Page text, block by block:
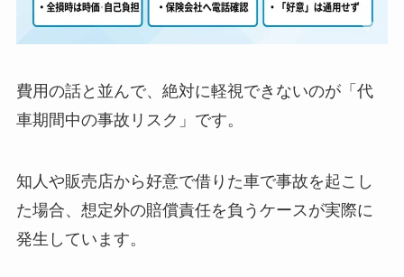
費用の話と並んで、絶対に軽視できないのが「代
車期間中の事故リスク」です。
知人や販売店から好意で借りた車で事故を起こし
た場合、想定外の賠償責任を負うケースが実際に
発生しています。